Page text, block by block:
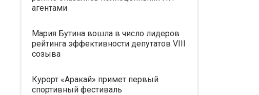
агентами
Мария Бутина вошла в число лидеров
рейтинга эффективности депутатов VIII
созыва
Курорт «Аракай» примет первый
спортивный фестиваль